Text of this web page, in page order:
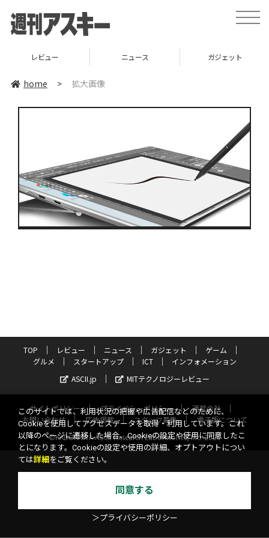
toggle
レビュー ニュース ガジェット
home > 拡大画像
TOP レビュー ニュース ガジェット
ゲーム
グルメ
スタートアップ ICT
インフォメーション
ASCII.jp
MITテクノロジーレビュー
サイトポリシー プライバシーポリシー
運営会社
お問い合わせ
広告掲載 スタッフ募集
電子版について
©KADOKAWA ASCII Research Laboratories, Inc. 2026
このサイトでは、利用状況の把握や広告配信などのために、
Cookieを使用してアクセスデータを取得・利用しています。これ
以降のページに遷移した場合、Cookieの設定や使用に同意したこ
とになります。Cookieの設定や使用の詳細、オプトアウトについ
ては詳細 をご覧ください。
同意する
＞プライバシーポリシー